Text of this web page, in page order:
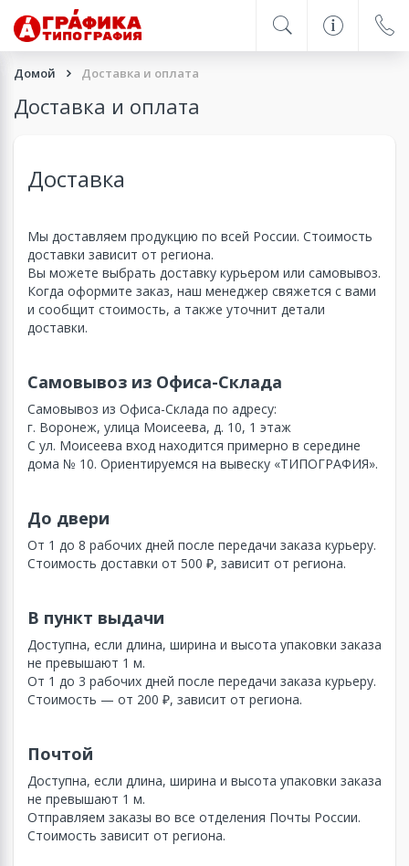
Домой Доставка и оплата
Доставка и оплата
Доставка
Мы доставляем продукцию по всей России. Стоимость
доставки зависит от региона.
Вы можете выбрать доставку курьером или самовывоз.
Когда оформите заказ, наш менеджер свяжется с вами
и сообщит стоимость, а также уточнит детали
доставки.
Самовывоз из Офиса-Склада
Самовывоз из Офиса-Склада по адресу:
г. Воронеж, улица Моисеева, д. 10, 1 этаж
С ул. Моисеева вход находится примерно в середине
дома № 10. Ориентируемся на вывеску «ТИПОГРАФИЯ».
До двери
От 1 до 8 рабочих дней после передачи заказа курьеру.
Стоимость доставки от 500 ₽, зависит от региона.
В пункт выдачи
Доступна, если длина, ширина и высота упаковки заказа
не превышают 1 м.
От 1 до 3 рабочих дней после передачи заказа курьеру.
Стоимость — от 200 ₽, зависит от региона.
Почтой
Доступна, если длина, ширина и высота упаковки заказа
не превышают 1 м.
Отправляем заказы во все отделения Почты России.
Стоимость зависит от региона.